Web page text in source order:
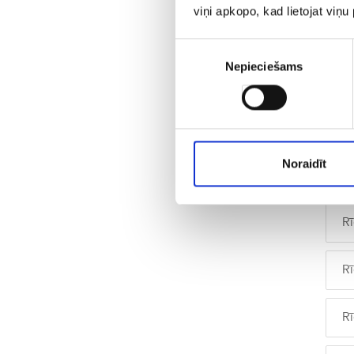
viņi apkopo, kad lietojat viņu
Nepieciešams
Noraidīt